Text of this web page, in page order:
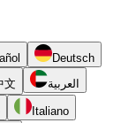
Deutsch
文 العربية
Italiano